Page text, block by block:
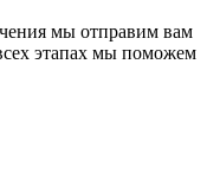
мы отправим вам
этапах мы поможем